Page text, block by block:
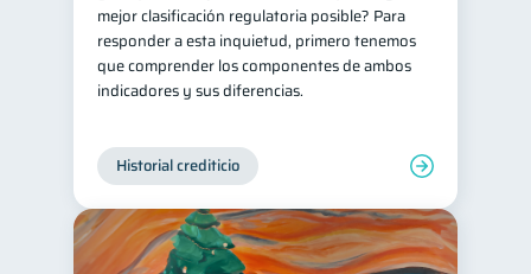
mejor clasificación regulatoria posible? Para
responder a esta inquietud, primero tenemos
que comprender los componentes de ambos
indicadores y sus diferencias.
Historial crediticio